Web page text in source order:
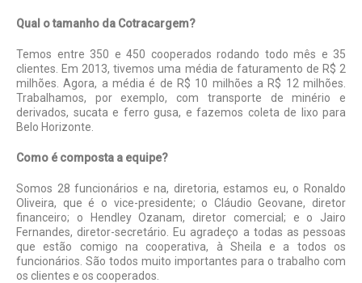
Qual o tamanho da Cotracargem?
Temos entre 350 e 450 cooperados rodando todo mês e 35
clientes. Em 2013, tivemos uma média de faturamento de R$ 2
milhões. Agora, a média é de R$ 10 milhões a R$ 12 milhões.
Trabalhamos, por exemplo, com transporte de minério e
derivados, sucata e ferro gusa, e fazemos coleta de lixo para
Belo Horizonte.
Como é composta a equipe?
Somos 28 funcionários e na, diretoria, estamos eu, o Ronaldo
Oliveira, que é o vice-presidente; o Cláudio Geovane, diretor
financeiro; o Hendley Ozanam, diretor comercial; e o Jairo
Fernandes, diretor-secretário. Eu agradeço a todas as pessoas
que estão comigo na cooperativa, à Sheila e a todos os
funcionários. São todos muito importantes para o trabalho com
os clientes e os cooperados.